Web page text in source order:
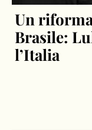
Un
Brasile:
l’Italia